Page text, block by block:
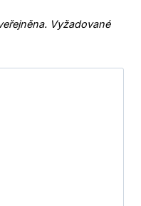
Vyžadované